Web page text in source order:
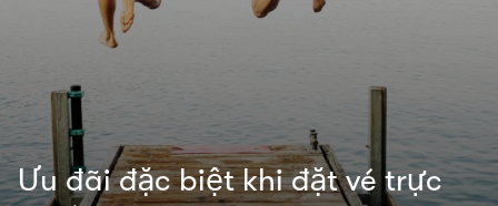
Ưu đãi đặc biệt khi đặt vé trực